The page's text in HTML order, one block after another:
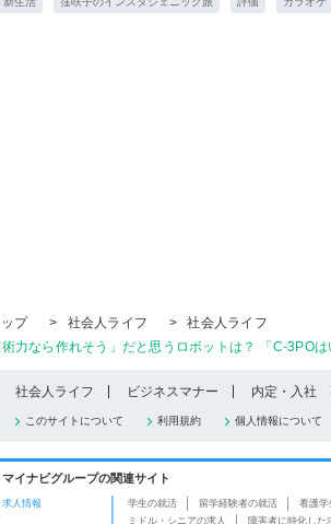
プ
> 社会人ライフ >
社会人ライフ
術力なら作れそう」だと思うロボットは？ 「C-3PO
社会人ライフ ビジネスマナー 内定・入社
このサイトについて 利用規約 個人情報について
マイナビグループの関連サイト
求人情報 学生の就活 留学経験者の就活 看護学
ミドル・シニアの求人
障害者に特化した